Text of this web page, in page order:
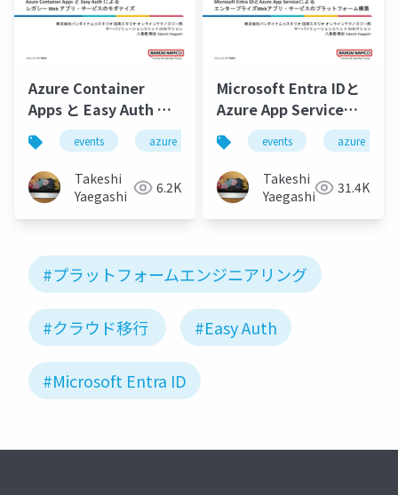
Azure Container
Apps と Easy Auth に
よるレガシー Web アプ
リ・サービスのモダナ
イズ
events azure azure-container-apps
Takeshi
Yaegashi
6.2K
Microsoft Entra IDと
Azure App Serviceに
よる エンタープライズ
Webアプリ・サービス
のプラットフォーム構
築
events azure
Takeshi
Yaegashi
31.4K
#プラットフォームエンジニアリング
#クラウド移行 #Easy Auth
#Microsoft Entra ID